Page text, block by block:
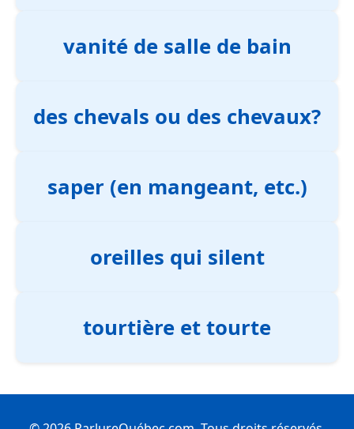
vanité de salle de bain
des chevals ou des chevaux?
saper (en mangeant, etc.)
oreilles qui silent
tourtière et tourte